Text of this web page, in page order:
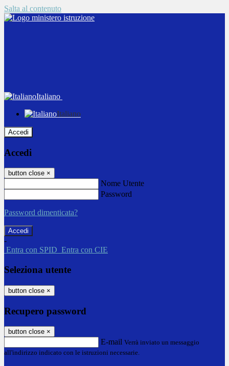
Salta al contenuto
Italiano
Italiano
Accedi
Accedi
button close ×
Nome Utente
Password
Password dimenticata?
-
Entra con SPID Entra con CIE
Seleziona utente
button close ×
Recupero password
button close ×
E-mail Verrà inviato un messaggio
all'indirizzo indicato con le istruzioni necessarie.